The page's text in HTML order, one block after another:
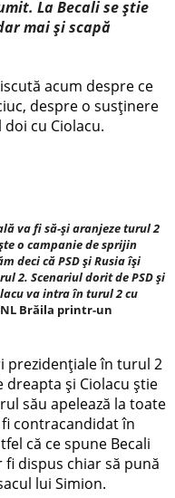
La Becali se știe
mai și scapă
acum despre ce
despre o susținere
cu Ciolacu.
va fi să-și aranjeze turul 2
o campanie de sprijin
deci că PSD și Rusia își
2. Scenariul dorit de PSD și
va intra în turul 2 cu
Brăila printr-un
prezidențiale în turul 2
și Ciolacu știe
său apelează la toate
contracandidat în
că ce spune Becali
fi dispus chiar să pună
lui Simion.